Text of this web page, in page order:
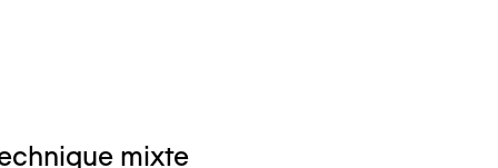
mixte